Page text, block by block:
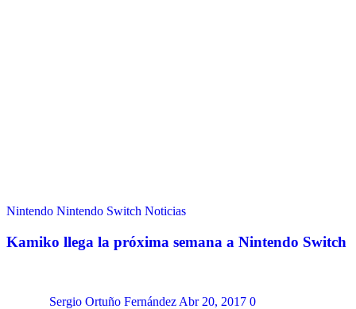
Nintendo Nintendo Switch Noticias
Kamiko llega la próxima semana a Nintendo Switch
Sergio Ortuño Fernández Abr 20, 2017 0